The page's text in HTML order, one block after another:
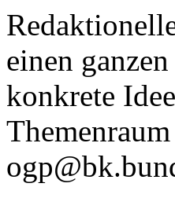
einen
konkrete